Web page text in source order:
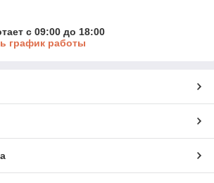
с 09:00 до 18:00
график работы